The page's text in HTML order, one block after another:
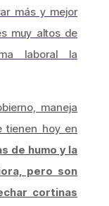
más y mejor
muy altos de
laboral la
maneja
tienen hoy en
de humo y la
pero son
cortinas